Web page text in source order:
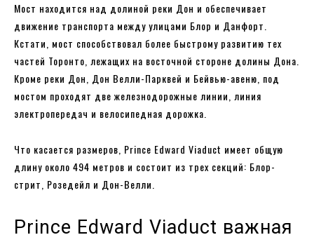
Мост находится над долиной реки Дон и обеспечивает
движение транспорта между улицами Блор и Данфорт.
Кстати, мост способствовал более быстрому развитию тех
частей Торонто, лежащих на восточной стороне долины Дона.
Кроме реки Дон, Дон Велли-Парквей и Бейвью-авеню, под
мостом проходят две железнодорожные линии, линия
электропередач и велосипедная дорожка.
Что касается размеров, Prince Edward Viaduct имеет общую
длину около 494 метров и состоит из трех секций: Блор-
стрит, Розедейл и Дон-Велли.
Prince Edward Viaduct важная